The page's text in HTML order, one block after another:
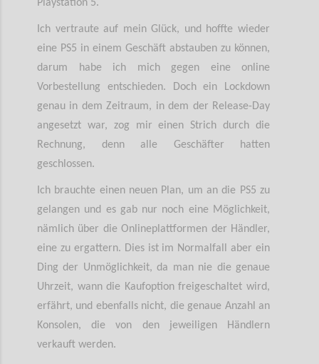
Playstation 5.
Ich vertraute auf mein Glück, und hoffte wieder
eine PS5 in einem Geschäft abstauben zu können,
darum habe ich mich gegen eine online
Vorbestellung entschieden. Doch ein Lockdown
genau in dem Zeitraum, in dem der Release-Day
angesetzt war, zog mir einen Strich durch die
Rechnung, denn alle Geschäfter hatten
geschlossen.
Ich brauchte einen neuen Plan, um an die PS5 zu
gelangen und es gab nur noch eine Möglichkeit,
nämlich über die Onlineplattformen der Händler,
eine zu ergattern. Dies ist im Normalfall aber ein
Ding der Unmöglichkeit, da man nie die genaue
Uhrzeit, wann die Kaufoption freigeschaltet wird,
erfährt, und ebenfalls nicht, die genaue Anzahl an
Konsolen, die von den jeweiligen Händlern
verkauft werden.